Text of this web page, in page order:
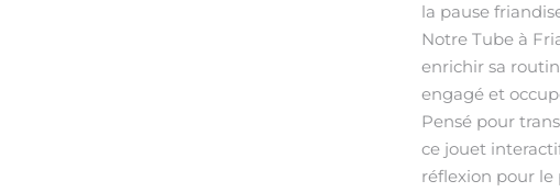
la pause
Notre Tube à
enrichir sa
engagé et
Pensé pour
ce jouet
réflexion pour